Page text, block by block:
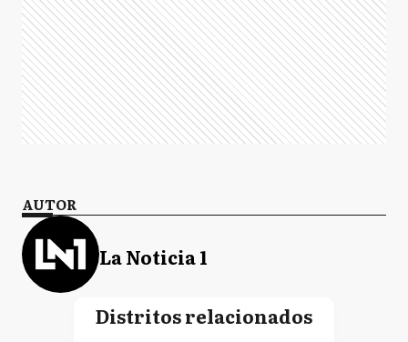
AUTOR
La Noticia 1
Distritos relacionados